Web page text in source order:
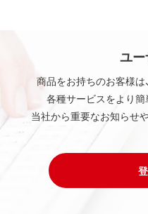
ユ
商品をお持ちのお客様
各種サービスをより簡
当社から重要なお知らせ